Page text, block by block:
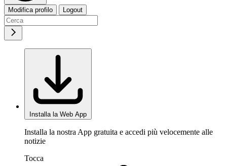
Modifica profilo Logout
Installa la Web App
Installa la nostra App gratuita e accedi più velocemente alle
notizie
Tocca